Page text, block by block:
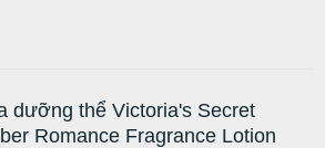
dưỡng thể Victoria's Secret
Romance Fragrance Lotion